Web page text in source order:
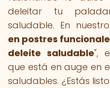
deleitar tu
saludable. En
en postres
deleite saludable",
que está en auge en
saludables. ¿Estás